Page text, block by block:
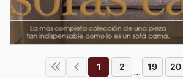
1 2 ... 19 20